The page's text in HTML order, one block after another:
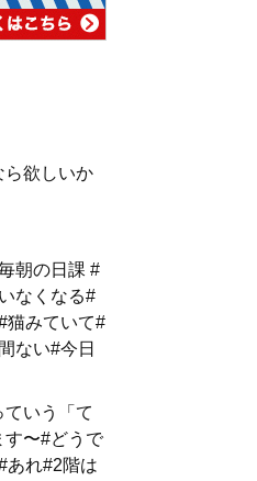
ら欲しいか
朝の日課 #
なくなる#
猫みていて#
ない#今日
いう「て
す〜#どうで
あれ#2階は